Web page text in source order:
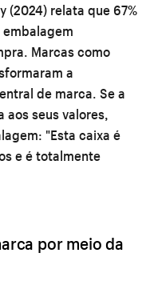
(2024) relata que 67%
Marcas como
a
de marca. Se a
seus valores,
"Esta caixa é
e é totalmente
por meio da